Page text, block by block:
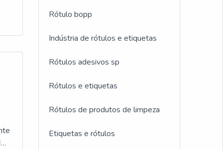
Rótulo bopp
Indústria de rótulos e etiquetas
Rótulos adesivos sp
Rótulos e etiquetas
Rótulos de produtos de limpeza
Etiquetas e rótulos